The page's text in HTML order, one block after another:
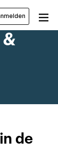
&
de